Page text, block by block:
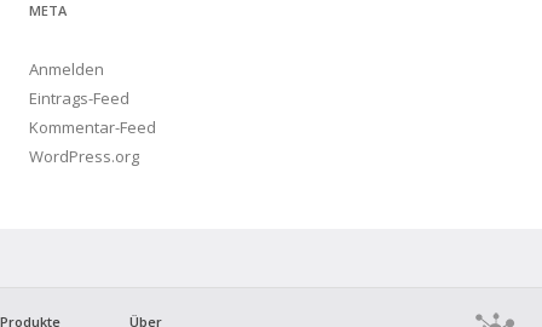
META
Anmelden
Eintrags-Feed
Kommentar-Feed
WordPress.org
Produkte Über